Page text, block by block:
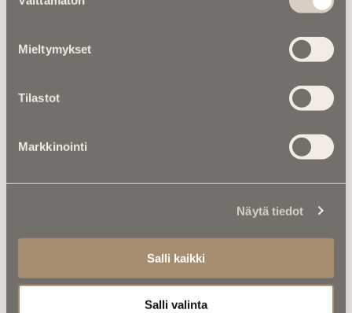
valinta
Mieltymykset
Tilastot
Markkinointi
Näytä tiedot
Salli kaikki
Salli valinta
Kalenterista |Juhani Aho kirjoitti
Suomen muutoksen äärelle – mitä